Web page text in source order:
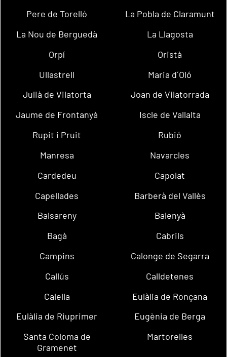
Pere de Torelló
La Pobla de Claramunt
La Nou de Berguedà
La Llagosta
Orpí
Oristà
Ullastrell
Maria d´Oló
Julià de Vilatorta
Joan de Vilatorrada
Jaume de Frontanyà
Iscle de Vallalta
Rupit i Pruit
Rubió
Manresa
Navarcles
Cardedeu
Capolat
Capellades
Barberà del Vallès
Balsareny
Balenyà
Bagà
Cabrils
Campins
Calonge de Segarra
Callús
Calldetenes
Calella
Eulàlia de Ronçana
Eulàlia de Riuprimer
Eugènia de Berga
Santa Coloma de
Gramenet
Martorelles